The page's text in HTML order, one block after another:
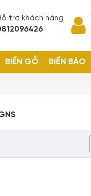
trợ khách hàng
BIỂN GỖ BIỂN BÁO